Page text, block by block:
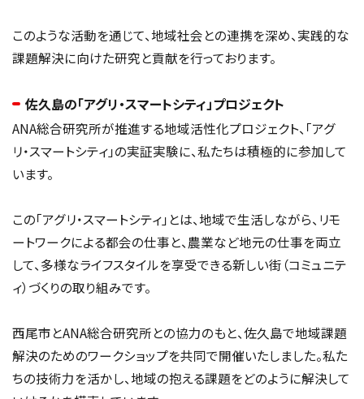
このような活動を通じて、地域社会との連携を深め、実践的な
課題解決に向けた研究と貢献を行っております。
佐久島の「アグリ・スマートシティ」プロジェクト
ANA総合研究所が推進する地域活性化プロジェクト、「アグ
リ・スマートシティ」の実証実験に、私たちは積極的に参加して
います。
この「アグリ・スマートシティ」とは、地域で生活しながら、リモ
ートワークによる都会の仕事と、農業など地元の仕事を両立
して、多様なライフスタイルを享受できる新しい街（コミュニテ
ィ）づくりの取り組みです。
西尾市とANA総合研究所との協力のもと、佐久島で地域課題
解決のためのワークショップを共同で開催いたしました。私た
ちの技術力を活かし、地域の抱える課題をどのように解決して